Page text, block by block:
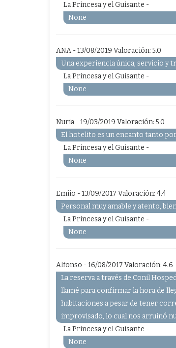
La Princesa y el Guisante -
None
ANA - 13/08/2019 Valoración: 5.0
Una experiencia única, servicio y
La Princesa y el Guisante -
None
Nuria - 19/03/2019 Valoración: 5.0
El hotelito es un encanto tanto
La Princesa y el Guisante -
None
Emiio - 13/09/2017 Valoración: 4.4
Personal muy amable y atento,
La Princesa y el Guisante -
None
Alfonso - 16/08/2017 Valoración: 4.6
La reserva a través de Conil
llamé para confirmar la hora de
habitaciones a pesar de tener
improvisado, lo cual nos arruinó
La Princesa y el Guisante -
None